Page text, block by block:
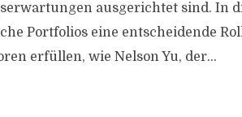
ausgerichtet sind. In
Portfolios eine entscheidende
erfüllen, wie Nelson Yu, der...